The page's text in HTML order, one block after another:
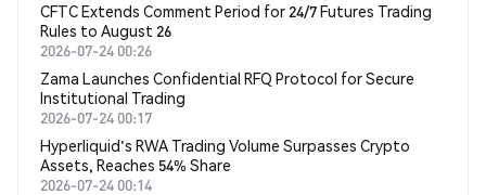
CFTC Extends Comment Period for 24/7 Futures Trading
Rules to August 26
2026-07-24 00:26
Zama Launches Confidential RFQ Protocol for Secure
Institutional Trading
2026-07-24 00:17
Hyperliquid's RWA Trading Volume Surpasses Crypto
Assets, Reaches 54% Share
2026-07-24 00:14